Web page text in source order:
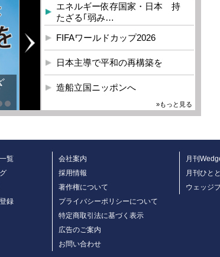
エネルギー依存国家・日本 持
たざる｢弱み…
FIFAワールドカップ2026
日本主導で平和の再構築を
造船立国ニッポンへ
»もっと見る
覧
録
会社案内
採用情報
著作権について
プライバシーポリシーについて
特定商取引法に基づく表示
広告のご案内
お問い合わせ
月刊
月刊ひと
ウェッジ